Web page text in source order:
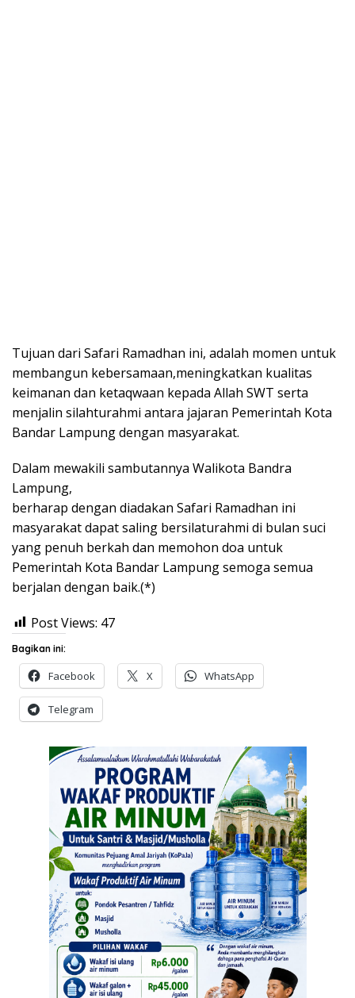
Tujuan dari Safari Ramadhan ini, adalah momen untuk
membangun kebersamaan,meningkatkan kualitas
keimanan dan ketaqwaan kepada Allah SWT serta
menjalin silahturahmi antara jajaran Pemerintah Kota
Bandar Lampung dengan masyarakat.
Dalam mewakili sambutannya Walikota Bandra
Lampung,
berharap dengan diadakan Safari Ramadhan ini
masyarakat dapat saling bersilaturahmi di bulan suci
yang penuh berkah dan memohon doa untuk
Pemerintah Kota Bandar Lampung semoga semua
berjalan dengan baik.(*)
Post Views: 47
Bagikan ini:
Facebook X WhatsApp
Telegram